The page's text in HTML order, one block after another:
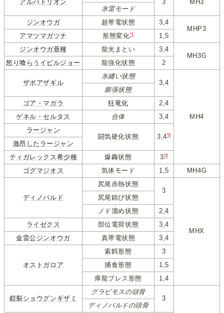
アルバトリオン
3
MH3
氷雷モード
ジンオウガ
超帯電状態
3,4
MHP3
アマツマガツチ
形態変化*1
1,5
ジンオウガ亜種
龍光まとい
3,4
MH3G
怒り喰らうイビルジョー
龍強化状態 2
ザボアザギル
氷纏い状態
3,4
MH4
膨張状態
ゴア・マガラ
狂竜化
2,4
ゲネル・セルタス
合体
3,4
ラージャン
闘気硬化状態
3,4*2
激昂したラージャン
ティガレックス希少種
爆轟状態 3*3
ゴグマジオス 気体モード 1,5 MH4G
ディノバルド
尻尾赤熱状態
3
MHX
尻尾錆び状態
ノド溜め状態
2,4
ライゼクス
部位電荷状態
3,4
金雷公ジンオウガ
真帯電状態 3,4
オストガロア
索餌形態
3
捕食形態
1,5
瘴龍ブレス形態
1,4
鎧裂ショウグンギザミ
グラビモスの頭骨
3
ディノバルドの頭骨